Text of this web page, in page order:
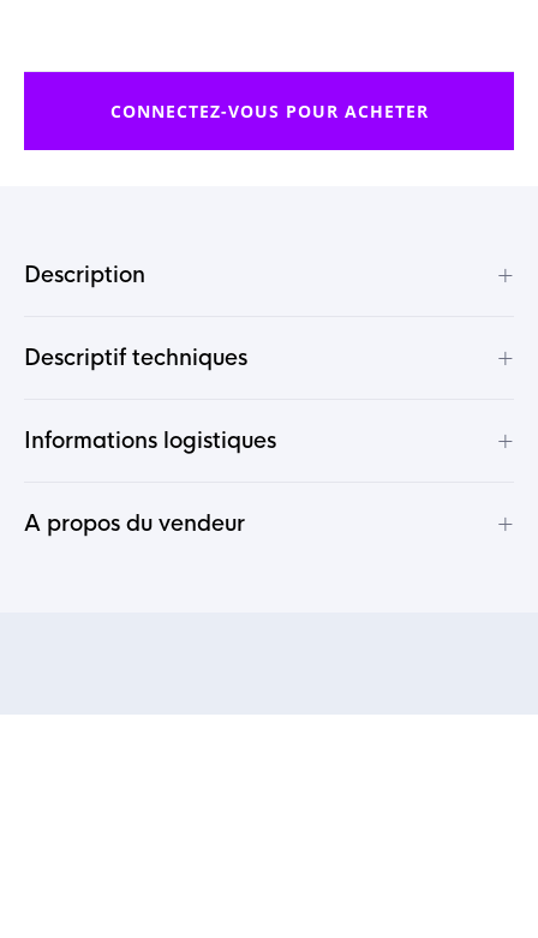
CONNECTEZ-VOUS POUR ACHETER
Description +
Descriptif techniques +
Informations logistiques +
A propos du vendeur +